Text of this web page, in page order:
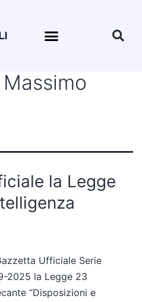
la Legge
Ufficiale Serie
2025 la Legge 23
“Disposizioni e